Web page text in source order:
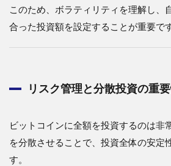
このため、ボラティリティを理解し、
合った投資額を設定することが重要です
リスク管理と分散投資の重
ビットコインに全額を投資するのは非
を分散させることで、投資全体の安定
す。